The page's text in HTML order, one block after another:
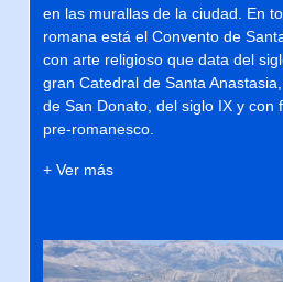
en las murallas de la ciudad. En
romana está el Convento de
con arte religioso que data del
gran Catedral de Santa
de San Donato, del siglo IX y con
pre-romanesco.
+ Ver más